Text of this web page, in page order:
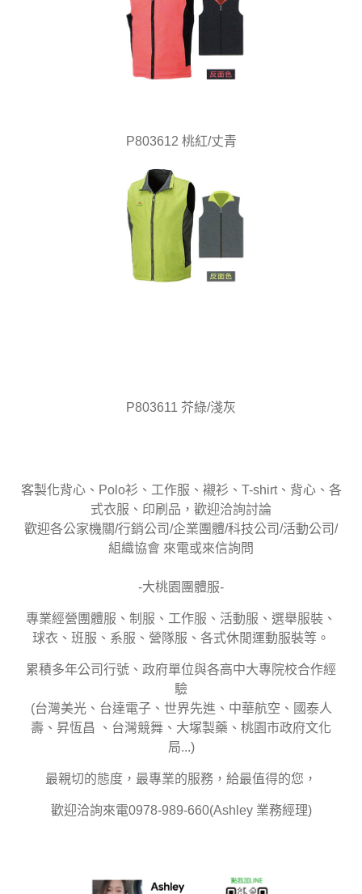
P803612 桃紅/丈青
P803611 芥綠/淺灰
客製化背心、Polo衫、工作服、襯衫、T-shirt、背心、各
式衣服、印刷品，歡迎洽詢討論
歡迎各公家機關/行銷公司/企業團體/科技公司/活動公司/
組織協會 來電或來信詢問
-大桃園團體服-
專業經營團體服、制服、工作服、活動服、選舉服裝、
球衣、班服、系服、營隊服、各式休閒運動服裝等。
累積多年公司行號、政府單位與各高中大專院校合作經
驗
(台灣美光、台達電子、世界先進、中華航空、國泰人
壽、昇恆昌 、台灣競舞、大塚製藥、桃園市政府文化
局...)
最親切的態度，最專業的服務，給最值得的您，
歡迎洽詢來電0978-989-660(Ashley 業務經理)